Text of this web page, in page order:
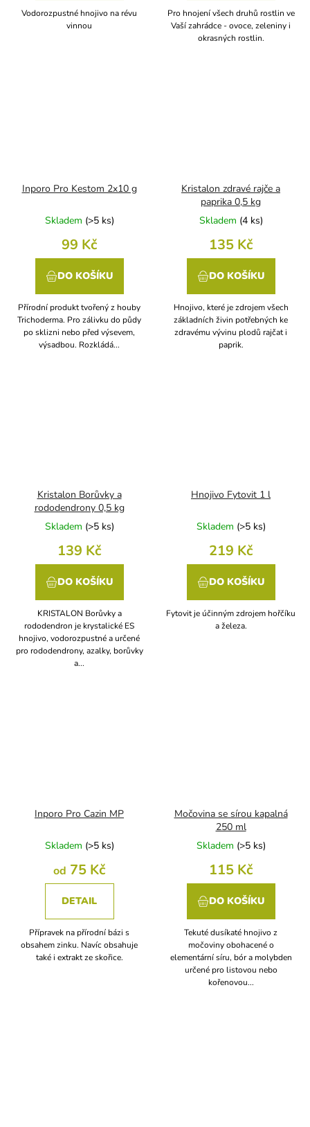
Vodorozpustné hnojivo na révu
vinnou
Pro hnojení všech druhů rostlin ve
Vaší zahrádce - ovoce, zeleniny i
okrasných rostlin.
Inporo Pro Kestom 2x10 g
Skladem (>5 ks)
99 Kč
DO KOŠÍKU
Přírodní produkt tvořený z houby
Trichoderma. Pro zálivku do půdy
po sklizni nebo před výsevem,
výsadbou. Rozkládá...
Kristalon zdravé rajče a
paprika 0,5 kg
Skladem (4 ks)
135 Kč
DO KOŠÍKU
Hnojivo, které je zdrojem všech
základních živin potřebných ke
zdravému vývinu plodů rajčat i
paprik.
Kristalon Borůvky a
rododendrony 0,5 kg
Skladem (>5 ks)
139 Kč
DO KOŠÍKU
KRISTALON Borůvky a
rododendron je krystalické ES
hnojivo, vodorozpustné a určené
pro rododendrony, azalky, borůvky
a...
Hnojivo Fytovit 1 l
Skladem (>5 ks)
219 Kč
DO KOŠÍKU
Fytovit je účinným zdrojem hořčíku
a železa.
Inporo Pro Cazin MP
Skladem (>5 ks)
od 75 Kč
DETAIL
Přípravek na přírodní bázi s
obsahem zinku. Navíc obsahuje
také i extrakt ze skořice.
Močovina se sírou kapalná
250 ml
Skladem (>5 ks)
115 Kč
DO KOŠÍKU
Tekuté dusíkaté hnojivo z
močoviny obohacené o
elementární síru, bór a molybden
určené pro listovou nebo
kořenovou...